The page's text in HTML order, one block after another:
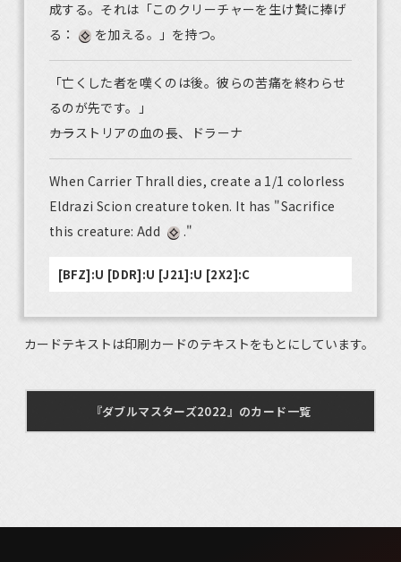
成する。それは「このクリーチャーを生け贄に捧げ
る：
を加える。」を持つ。
「亡くした者を嘆くのは後。彼らの苦痛を終わらせ
るのが先です。」
――カラストリアの血の長、ドラーナ
When Carrier Thrall dies, create a 1/1 colorless
Eldrazi Scion creature token. It has "Sacrifice
this creature: Add
."
[BFZ]:U [DDR]:U [J21]:U [2X2]:C
カードテキストは印刷カードのテキストをもとにしています。
『ダブルマスターズ2022』のカード一覧